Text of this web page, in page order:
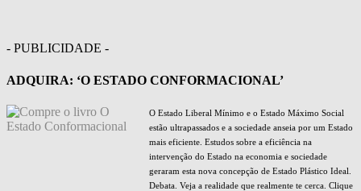
- PUBLICIDADE -
ADQUIRA: ‘O ESTADO CONFORMACIONAL’
O Estado Liberal Mínimo e o Estado Máximo Social
estão ultrapassados e a sociedade anseia por um Estado
mais eficiente. Estudos sobre a eficiência na
intervenção do Estado na economia e sociedade
geraram esta nova concepção de Estado Plástico Ideal.
Debata. Veja a realidade que realmente te cerca. Clique